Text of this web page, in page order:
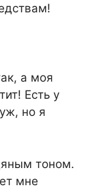
а моя
Есть у
но я
тоном.
мне